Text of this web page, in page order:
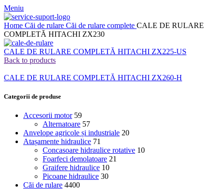
Meniu
Home Căi de rulare Căi de rulare complete CALE DE RULARE
COMPLETĂ HITACHI ZX230
CALE DE RULARE COMPLETĂ HITACHI ZX225-US
Back to products
CALE DE RULARE COMPLETĂ HITACHI ZX260-H
Categorii de produse
Accesorii motor 59
Alternatoare 57
Anvelope agricole și industriale 20
Atașamente hidraulice 71
Concasoare hidraulice rotative 10
Foarfeci demolatoare 21
Graifere hidraulice 10
Picoane hidraulice 30
Căi de rulare 4400